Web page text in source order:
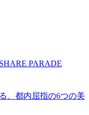
PARADE
、都内屈指の6つの美